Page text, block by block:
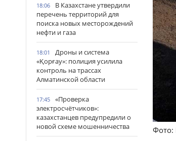
18:06
В Казахстане утвердили
перечень территорий для
поиска новых месторождений
нефти и газа
18:01
Дроны и система
«Қорғау»: полиция усилила
контроль на трассах
Алматинской области
17:45
«Проверка
электросчётчиков»:
казахстанцев предупредили о
новой схеме мошенничества